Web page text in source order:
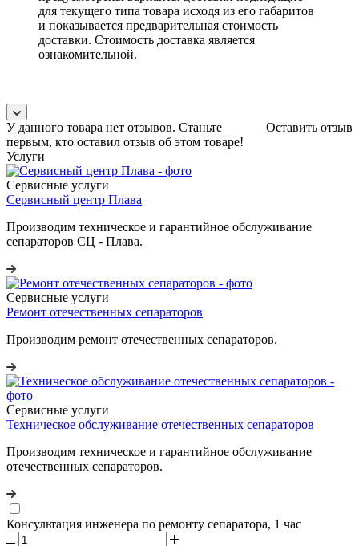
для текущего типа товара исходя из его габаритов
и показывается предварительная стоимость
доставки. Стоимость доставка является
ознакомительной.
Оставить отзыв
У данного товара нет отзывов. Станьте
первым, кто оставил отзыв об этом товаре!
Услуги
Сервисные услуги
Сервисный центр Плава
Производим техническое и гарантийное обслуживание
сепараторов СЦ - Плава.
Сервисные услуги
Ремонт отечественных сепараторов
Производим ремонт отечественных сепараторов.
Сервисные услуги
Техническое обслуживание отечественных сепараторов
Производим техническое и гарантийное обслуживание
отечественных сепараторов.
Консультация инженера по ремонту сепаратора, 1 час